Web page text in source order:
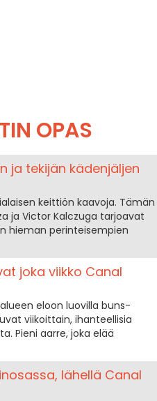
OPAS
ja tekijän kädenjäljen
keittiön kaavoja. Tämän
ja Victor Kalczuga tarjoavat
hieman perinteisempien
joka viikko Canal
eloon luovilla buns-
viikoittain, ihanteellisia
Pieni aarre, joka elää
lähellä Canal